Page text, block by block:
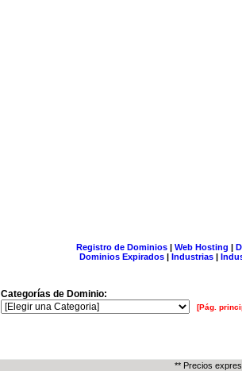
Registro de Dominios| Web Hosting |
Dominios Expirados | Industrias |
Categorías de Dominio:
[Pág.
** Precios